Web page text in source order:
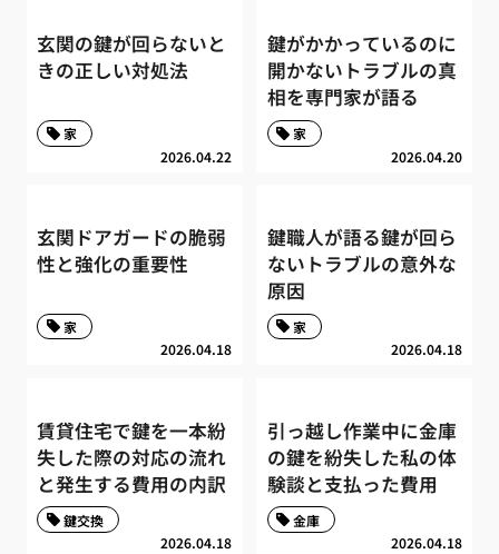
玄関の鍵が回らないと
きの正しい対処法
2026.04.22
家
鍵がかかっているのに
開かないトラブルの真
相を専門家が語る
2026.04.20
家
玄関ドアガードの脆弱
性と強化の重要性
2026.04.18
家
鍵職人が語る鍵が回ら
ないトラブルの意外な
原因
2026.04.18
家
賃貸住宅で鍵を一本紛
失した際の対応の流れ
と発生する費用の内訳
2026.04.18
鍵交換
引っ越し作業中に金庫
の鍵を紛失した私の体
験談と支払った費用
2026.04.18
金庫